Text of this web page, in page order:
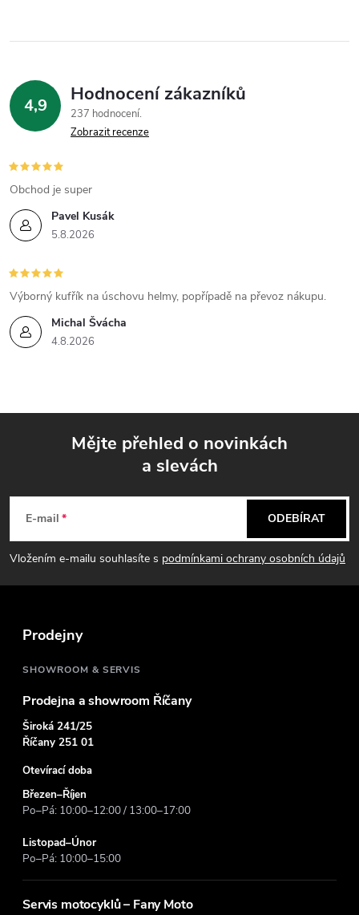
ý
p
i
u
4,9 Hodnocení zákazníků
237 hodnocení
Zobrazit recenze
Pavel Kusák
5.8.2026
Obchod je super
Michal Švácha
4.8.2026
Výborný kufřík na úschovu helmy, popřípadě na převoz nákupu.
p
Mějte přehled o novinkách
a slevách
E-mail
Vložením e-mailu souhlasíte s podmínkami ochrany osobních údajů
ODEBÍRAT
Prodejny
SHOWROOM & SERVIS
Prodejna a showroom Říčany
Široká 241/25
Říčany 251 01
Otevírací doba
Březen–Říjen
Po–Pá: 10:00–12:00 / 13:00–17:00
Listopad–Únor
Po–Pá: 10:00–15:00
Servis motocyklů – Fany Moto